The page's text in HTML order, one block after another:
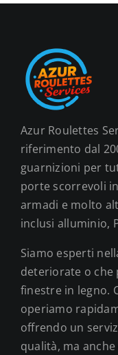
Azur Roulettes
riferimento dal
guarnizioni per
porte scorrevoli
armadi e molto
inclusi alluminio,
Siamo esperti
deteriorate o che
finestre in legno.
operiamo
offrendo un
qualità, ma